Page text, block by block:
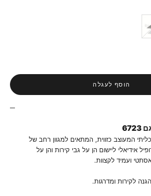
הוסף לעגלה
המעוצב כזווית, המתאים למגוון רחב של
אידיאלי ליישום הן על גבי קירות והן על
ועמיד לקצוות.
לקירות ומדרגות.